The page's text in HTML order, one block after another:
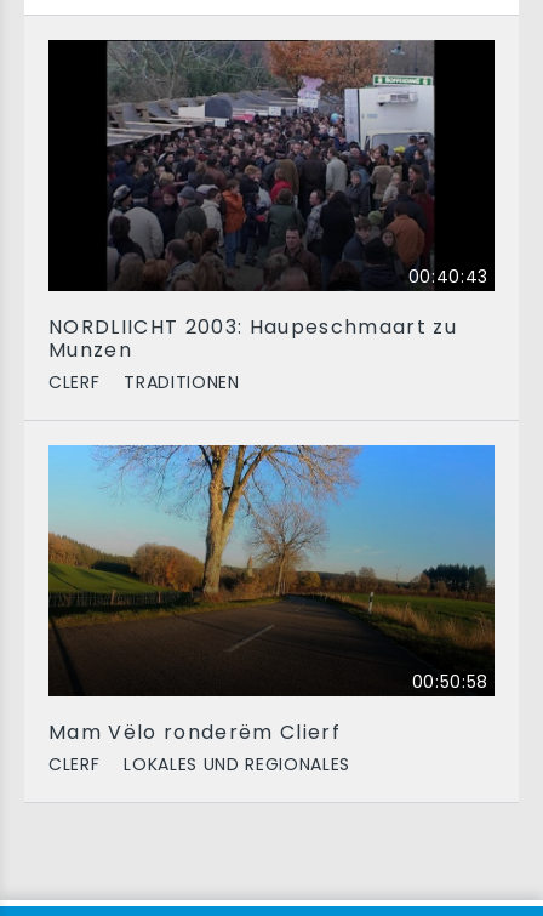
00:40:43
NORDLIICHT 2003: Haupeschmaart zu
Munzen
CLERF TRADITIONEN
00:50:58
Mam Vëlo ronderëm Clierf
CLERF LOKALES UND REGIONALES